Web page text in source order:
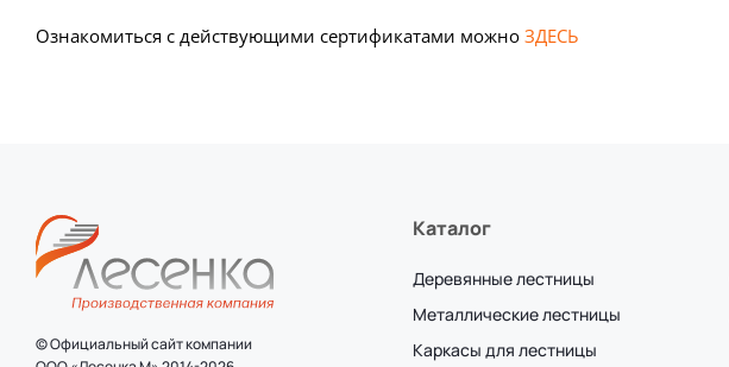
Ознакомиться с действующими сертификатами можно ЗДЕСЬ
© Официальный сайт компании
Каталог
Деревянные лестницы
Металлические лестницы
Каркасы для лестницы